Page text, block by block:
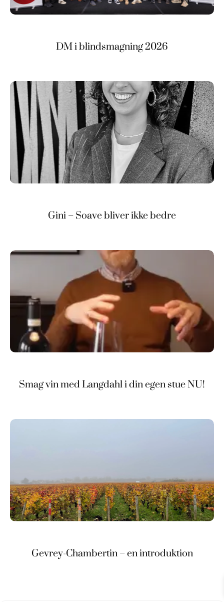
DM i blindsmagning 2026
Gini – Soave bliver ikke bedre
Smag vin med Langdahl i din egen stue NU!
Gevrey-Chambertin – en introduktion